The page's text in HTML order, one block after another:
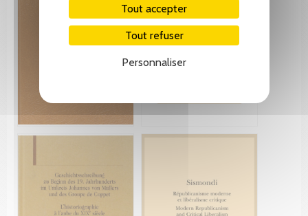
Tout accepter
Tout refuser
Personnaliser